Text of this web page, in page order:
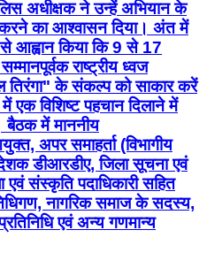
अधीक्षक ने उन्हें अभियान के
करने का आश्वासन दिया। अंत में
से आह्वान किया कि 9 से 17
राष्ट्रीय ध्वज
तिरंगा" के संकल्प को साकार करें
एक विशिष्ट पहचान दिलाने में
बैठक में माननीय
अपर समाहर्ता (विभागीय
डीआरडीए, जिला सूचना एवं
एवं संस्कृति पदाधिकारी सहित
नागरिक समाज के सदस्य,
एवं अन्य गणमान्य